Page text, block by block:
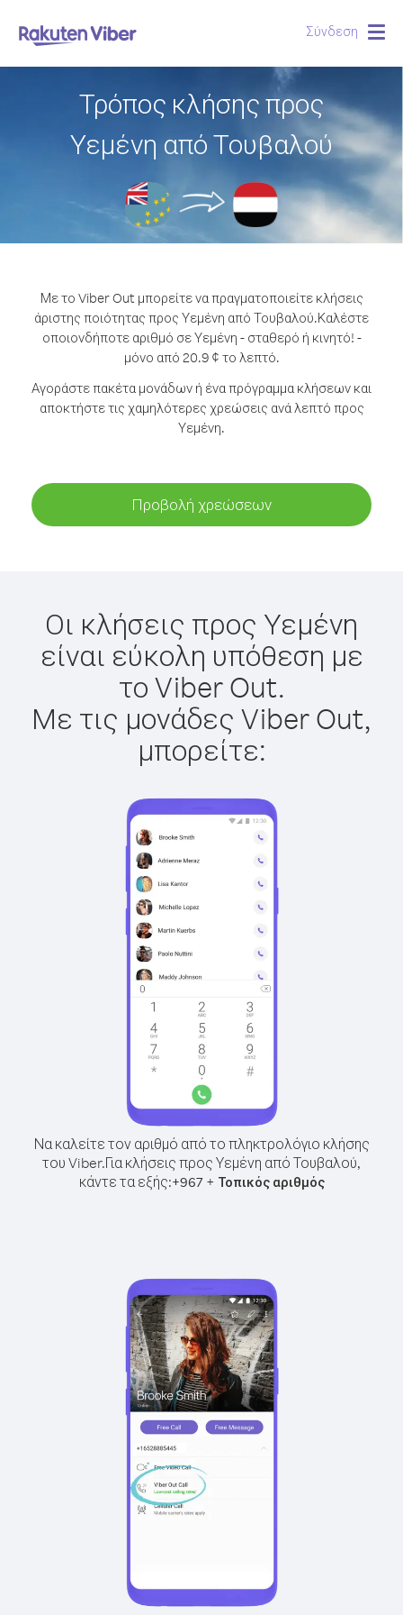
Σύνδεση
Τρόπος κλήσης προς
Υεμένη από Τουβαλού
Με το Viber Out μπορείτε να πραγματοποιείτε κλήσεις
άριστης ποιότητας προς Υεμένη από Τουβαλού.Καλέστε
οποιονδήποτε αριθμό σε Υεμένη - σταθερό ή κινητό! -
μόνο από 20.9 ¢ το λεπτό.
Αγοράστε πακέτα μονάδων ή ένα πρόγραμμα κλήσεων και
αποκτήστε τις χαμηλότερες χρεώσεις ανά λεπτό προς
Υεμένη.
Προβολή χρεώσεων
Οι κλήσεις προς Υεμένη
είναι εύκολη υπόθεση με
το Viber Out.
Με τις μονάδες Viber Out,
μπορείτε:
Να καλείτε τον αριθμό από το πληκτρολόγιο κλήσης
του Viber.Για κλήσεις προς Υεμένη από Τουβαλού,
κάντε τα εξής:+967+ Τοπικός αριθμός